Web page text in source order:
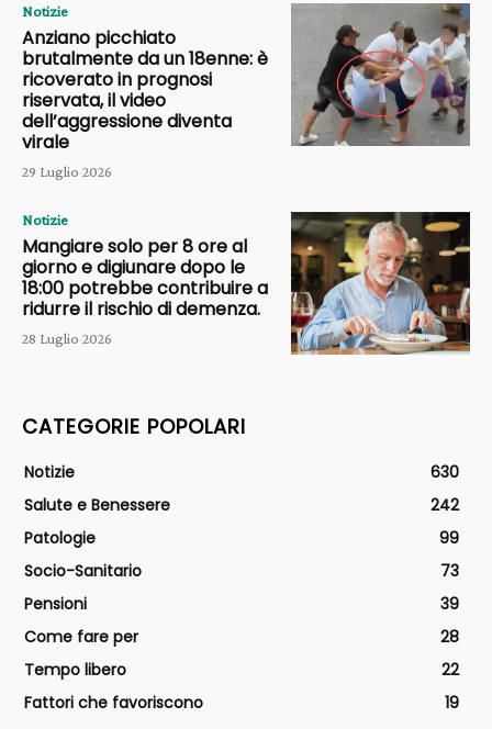
Notizie
Anziano picchiato
brutalmente da un 18enne: è
ricoverato in prognosi
riservata, il video
dell’aggressione diventa
virale
29 Luglio 2026
Notizie
Mangiare solo per 8 ore al
giorno e digiunare dopo le
18:00 potrebbe contribuire a
ridurre il rischio di demenza.
28 Luglio 2026
CATEGORIE POPOLARI
Notizie
630
Salute e Benessere
242
Patologie
99
Socio-Sanitario
73
Pensioni
39
Come fare per
28
Tempo libero
22
Fattori che favoriscono
19